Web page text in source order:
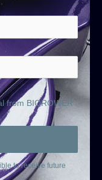
from BIOROWER
to receive future